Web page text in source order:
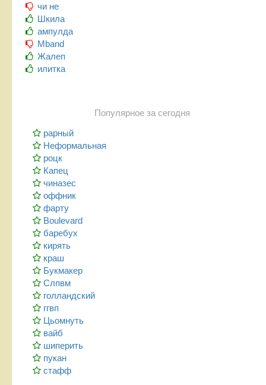
чи не
Шкила
ампулда
Mband
Жалеп
илитка
Популярное за сегодня
рарный
Неформальная
роцк
Капец
чиназес
оффник
фарту
Boulevard
баребух
кирять
краш
Букмакер
Слпвм
голландский
ггвп
Цьомнуть
вайб
шиперить
пукан
стафф